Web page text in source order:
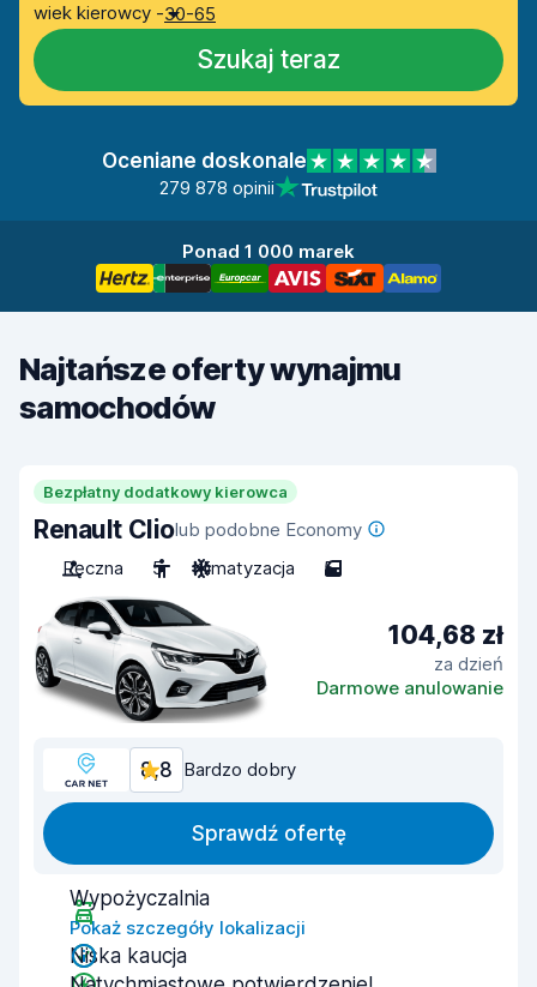
wiek kierowcy -30-65
Szukaj teraz
Oceniane doskonale
279 878 opinii
Ponad 1 000 marek
Najtańsze oferty wynajmu
samochodów
Bezpłatny dodatkowy kierowca
Renault Cliolub podobne Economy
Ręczna
5 Klimatyzacja 5
104,68 zł
za dzień
Darmowe anulowanie
8,8 Bardzo dobry
Sprawdź ofertę
Wypożyczalnia
Pokaż szczegóły lokalizacji
Niska kaucja